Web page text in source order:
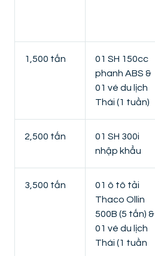
1,500 tấn
01 SH 150cc
phanh ABS &
01 vé du lịch
Thái (1 tuần)
2,500 tấn
01 SH 300i
nhập khẩu
3,500 tấn
01 ô tô tải
Thaco Ollin
500B (5 tấn) &
01 vé du lịch
Thái (1 tuần